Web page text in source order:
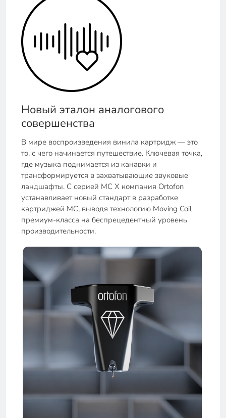
Новый эталон аналогового
совершенства
В мире воспроизведения винила картридж — это
то, с чего начинается путешествие. Ключевая точка,
где музыка поднимается из канавки и
трансформируется в захватывающие звуковые
ландшафты. С серией MC X компания Ortofon
устанавливает новый стандарт в разработке
картриджей MC, выводя технологию Moving Coil
премиум-класса на беспрецедентный уровень
производительности.